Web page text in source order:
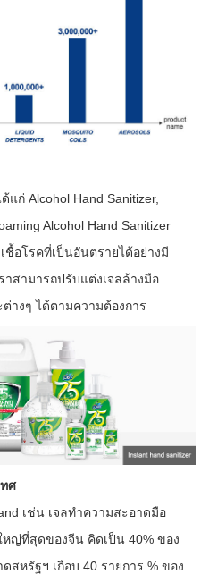
ก่ Alcohol Hand Sanitizer,
Alcohol Hand Sanitizer
อโรคที่เป็นอันตรายได้อย่างมี
สามารถปรับแต่งเจลล้างมือ
างๆ ได้ตามความต้องการ
ศ
เช่น เจลทำความสะอาดมือ
ญ่ที่สุดของจีน คิดเป็น 40% ของ
หรัฐฯ เกือบ 40 รายการ % ของ